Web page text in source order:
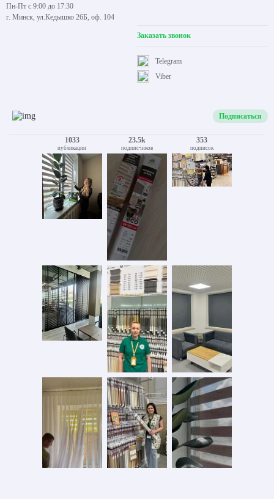
Пн-Пт с 9:00 до 17:30
г. Минск, ул.Кедышко 26Б, оф. 104
Заказать звонок
Viber
Telegram
Подписаться
1033
публикации
23.5k
подписчиков
353
подписок